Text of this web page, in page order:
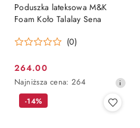
Poduszka lateksowa M&K
Foam Koło Talalay Sena
(0)
Cena
promocyjna:
264.00
Najniższa
cena
Najniższa cena: 264
-14%